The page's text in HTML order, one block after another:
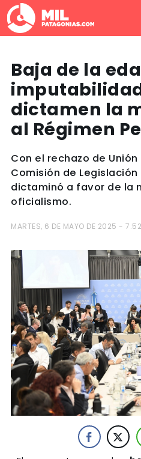
Baja de la
dictamen la
al Régimen
Con el rechazo de
Comisión de
dictaminó a favor de la
oficialismo.
MARTES, 6 DE MAYO DE 2025 - 7:52